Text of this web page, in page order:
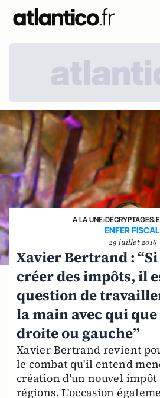
A LA UNE›DÉCRYPTAGES›
ENFER FISCAL
29 juillet 2016
Xavier Bertrand : “Si
créer des impôts, il
question de
la main avec qui que
droite ou gauche”
Xavier Bertrand revient
le combat qu'il entend
création d'un nouvel impôt
régions. L'occasion